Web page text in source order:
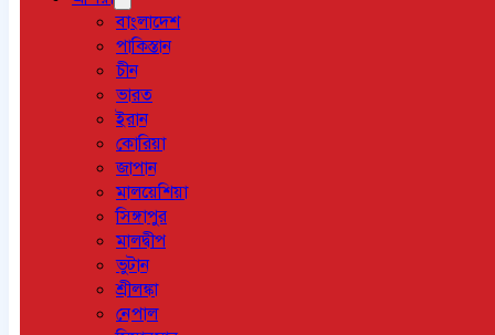
বাংলাদেশ
পাকিস্তান
চীন
ভারত
ইরান
কোরিয়া
জাপান
মালয়েশিয়া
সিঙ্গাপুর
মালদ্বীপ
ভুটান
শ্রীলঙ্কা
নেপাল